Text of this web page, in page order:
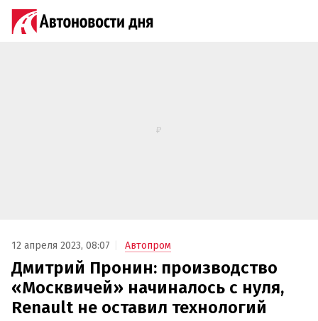
12 апреля 2023, 08:07 Автопром
Дмитрий Пронин: производство
«Москвичей» начиналось с нуля,
Renault не оставил технологий